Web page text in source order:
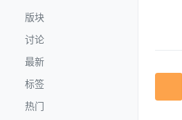
版块
讨论
最新
标签
热门